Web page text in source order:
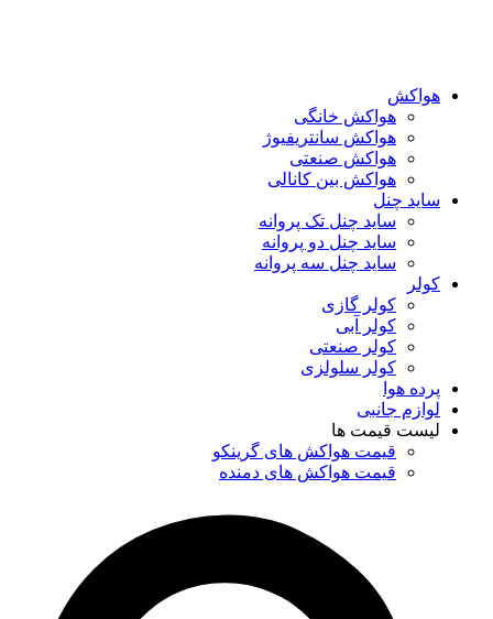
هواکش
هواکش خانگی
هواکش سانتریفیوژ
هواکش صنعتی
هواکش بین کانالی
ساید چنل
ساید چنل تک پروانه
ساید چنل دو پروانه
ساید چنل سه پروانه
کولر
کولر گازی
کولر آبی
کولر صنعتی
کولر سلولزی
پرده هوا
لوازم جانبی
لیست قیمت ها
قیمت هواکش های گرینکو
قیمت هواکش های دمنده